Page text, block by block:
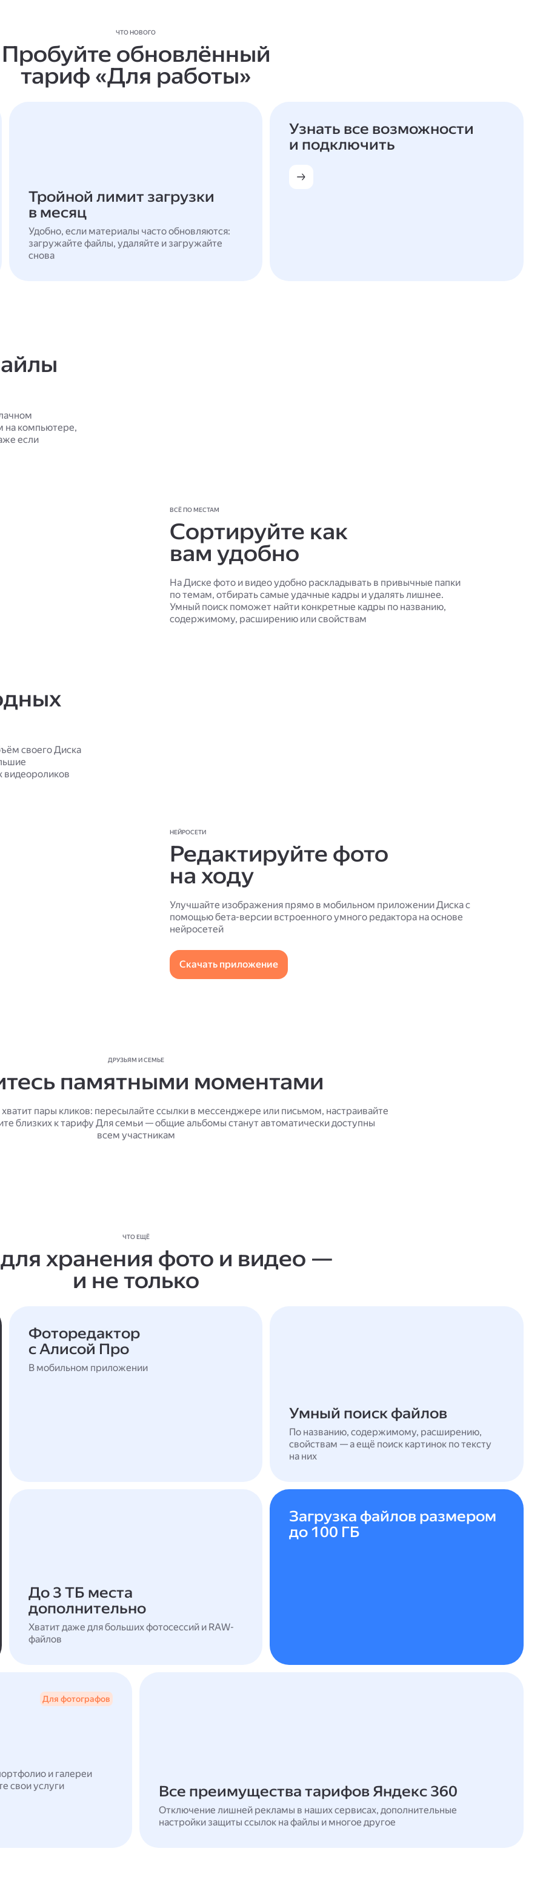
ЧТО НОВОГО
Пробуйте обновлённый
тариф «Для работы»
Тройной лимит загрузки
в месяц
Удобно, если материалы часто обновляются:
загружайте файлы, удаляйте и загружайте
снова
Узнать все возможности
и подключить
на компьютере,
если
ВСЁ ПО МЕСТАМ
Сортируйте как
вам удобно
На Диске фото и видео удобно раскладывать в привычные папки
по темам, отбирать самые удачные кадры и удалять лишнее.
Умный поиск поможет найти конкретные кадры по названию,
содержимому, расширению или свойствам
своего Диска
видеороликов
НЕЙРОСЕТИ
Редактируйте фото
на ходу
Улучшайте изображения прямо в мобильном приложении Диска с
помощью бета-версии встроенного умного редактора на основе
нейросетей
Скачать приложение
ДРУЗЬЯМ И СЕМЬЕ
памятными моментами
пары кликов: пересылайте ссылки в мессенджере или письмом, настраивайте
близких к тарифу Для семьи — общие альбомы станут автоматически доступны
всем участникам
ЧТО ЕЩЁ
хранения фото и видео —
и не только
Фоторедактор
с Алисой Про
В мобильном приложении
Умный поиск файлов
По названию, содержимому, расширению,
свойствам — а ещё поиск картинок по тексту
на них
До 3 ТБ места
дополнительно
Хватит даже для больших фотосессий и RAW-
файлов
Загрузка файлов размером
до 100 ГБ
и галереи
свои услуги
Для фотографов
Все преимущества тарифов Яндекс 360
Отключение лишней рекламы в наших сервисах, дополнительные
настройки защиты ссылок на файлы и многое другое